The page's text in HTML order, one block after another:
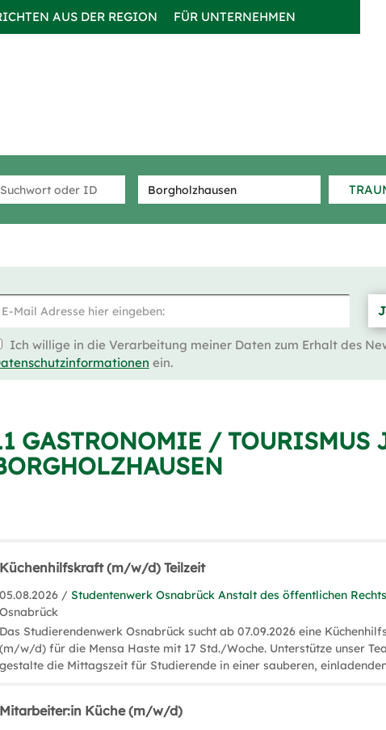
AUS DER REGION FÜR UNTERNEHMEN
Ich willige in die Verarbeitung meiner Daten zum Erhalt des
ein.
GASTRONOMIE / TOURISMUS
Küchenhilfskraft (m/w/d) Teilzeit
05.08.2026 /Studentenwerk Osnabrück Anstalt des öffentlichen Rechts
Osnabrück
Das Studierendenwerk Osnabrück sucht ab 07.09.2026 eine
(m/w/d) für die Mensa Haste mit 17 Std./Woche. Unterstütze unser
gestalte die Mittagszeit für Studierende in einer sauberen,
Mitarbeiter:in Küche (m/w/d)